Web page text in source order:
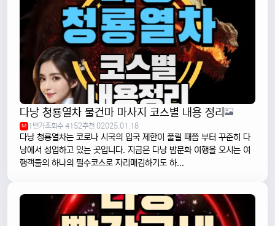
다낭 청룡열차 불건마 마사지 코스별 내용 정리
M 1번가조회수 4152추천 02025.01.18
다낭 청룡열차는 코로나 시국의 입국 제한이 풀릴 때쯤 부터 꾸준히 다
낭에서 성업하고 있는 곳입니다. 지금은 다낭 밤문화 여행을 오시는 여
행객들의 하나의 필수코스로 자리매김하기도 하...